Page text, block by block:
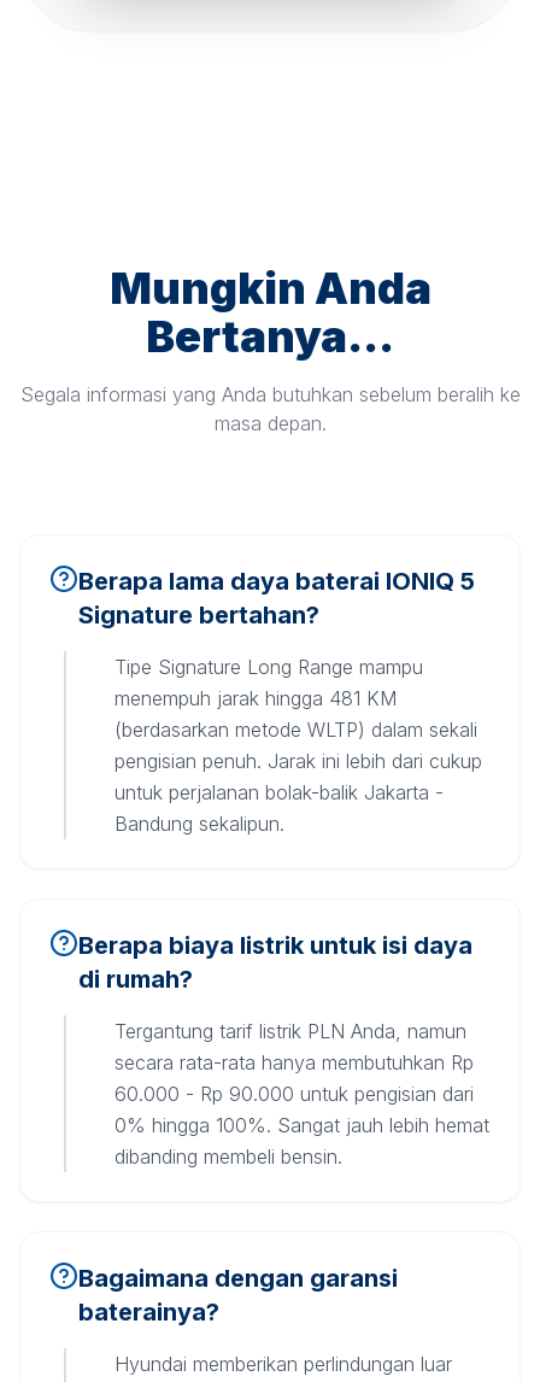
Mungkin Anda
Bertanya...
Segala informasi yang Anda butuhkan sebelum beralih ke
masa depan.
Berapa lama daya baterai IONIQ 5
Signature bertahan?
Tipe Signature Long Range mampu
menempuh jarak hingga 481 KM
(berdasarkan metode WLTP) dalam sekali
pengisian penuh. Jarak ini lebih dari cukup
untuk perjalanan bolak-balik Jakarta -
Bandung sekalipun.
Berapa biaya listrik untuk isi daya
di rumah?
Tergantung tarif listrik PLN Anda, namun
secara rata-rata hanya membutuhkan Rp
60.000 - Rp 90.000 untuk pengisian dari
0% hingga 100%. Sangat jauh lebih hemat
dibanding membeli bensin.
Bagaimana dengan garansi
baterainya?
Hyundai memberikan perlindungan luar